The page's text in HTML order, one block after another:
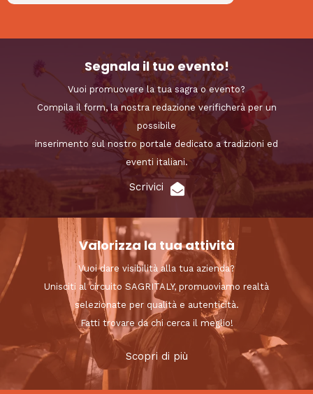
Segnala il tuo evento!
Vuoi promuovere la tua sagra o evento?
Compila il form, la nostra redazione verificherà per un
possibile
inserimento sul nostro portale dedicato a tradizioni ed
eventi italiani.
Scrivici
Valorizza la tua attività
Vuoi dare visibilità alla tua azienda?
Unisciti al circuito SAGRITALY, promuoviamo realtà
selezionate per qualità e autenticità.
Fatti trovare da chi cerca il meglio!
Scopri di più